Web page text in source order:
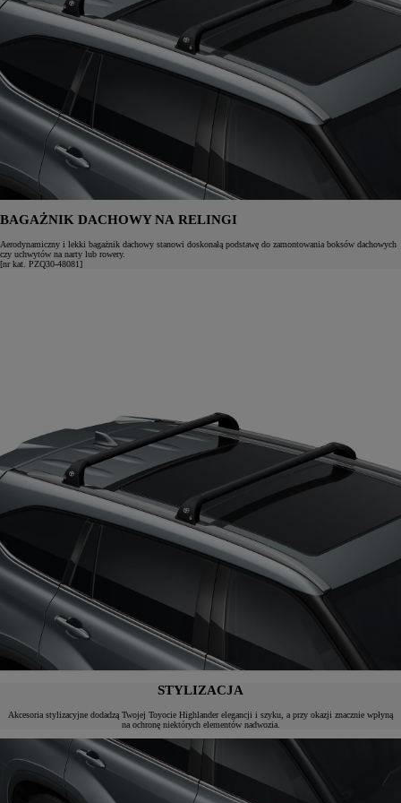
BAGAŻNIK DACHOWY NA RELINGI
Aerodynamiczny i lekki bagażnik dachowy stanowi doskonałą podstawę do zamontowania boksów dachowych
czy uchwytów na narty lub rowery.
[nr kat. PZQ30-48081]
STYLIZACJA
Akcesoria stylizacyjne dodadzą Twojej Toyocie Highlander elegancji i szyku, a przy okazji znacznie wpłyną
na ochronę niektórych elementów nadwozia.